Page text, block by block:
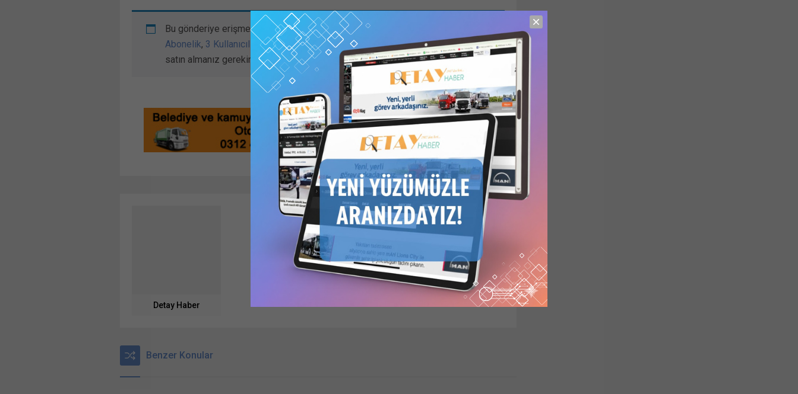
Bu gönderiye erişmek için 1 Kullanıcılı // 6 Aylık Abonelik
Abonelik, 3 Kullanıcılı // Yıllık Abonelikveya 6 Kullanıcılı // Yıllık Abonelik
satın almanız gerekir.
Detay Haber
Benzer Konular